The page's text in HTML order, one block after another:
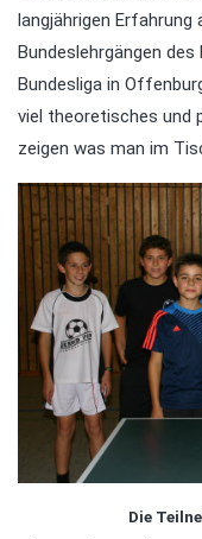
langjährigen Erfahrung
Bundeslehrgängen des
Bundesliga in
viel theoretisches und
zeigen was man im
Die